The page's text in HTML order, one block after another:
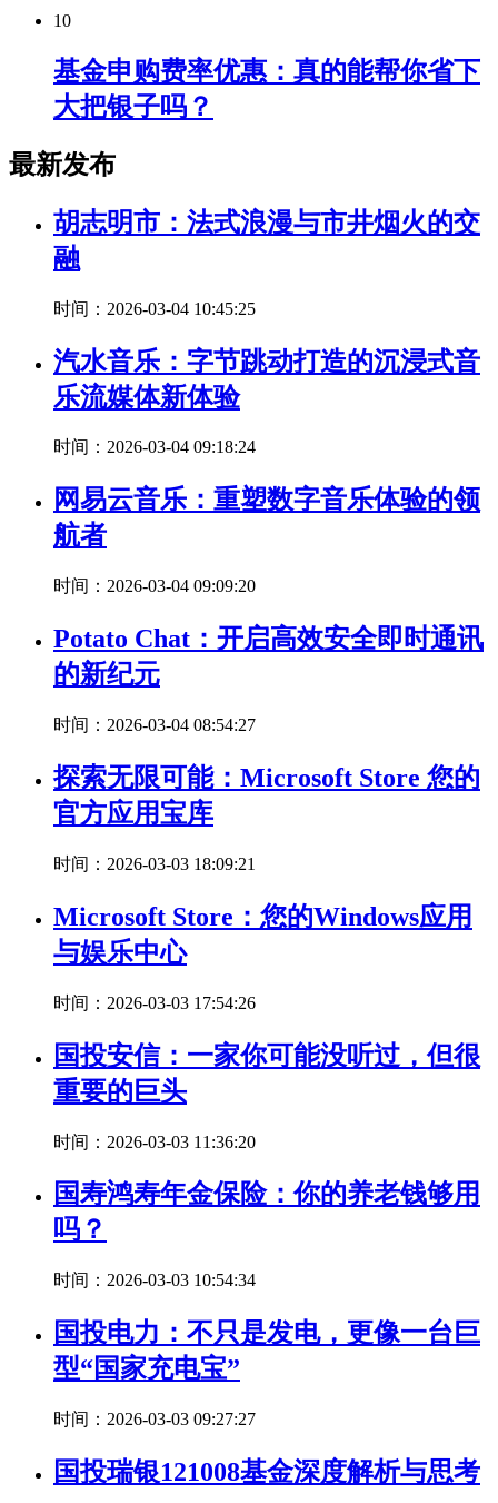
10
基金申购费率优惠：真的能帮你省下
大把银子吗？
最新发布
胡志明市：法式浪漫与市井烟火的交
融
时间：2026-03-04 10:45:25
汽水音乐：字节跳动打造的沉浸式音
乐流媒体新体验
时间：2026-03-04 09:18:24
网易云音乐：重塑数字音乐体验的领
航者
时间：2026-03-04 09:09:20
Potato Chat：开启高效安全即时通讯
的新纪元
时间：2026-03-04 08:54:27
探索无限可能：Microsoft Store 您的
官方应用宝库
时间：2026-03-03 18:09:21
Microsoft Store：您的Windows应用
与娱乐中心
时间：2026-03-03 17:54:26
国投安信：一家你可能没听过，但很
重要的巨头
时间：2026-03-03 11:36:20
国寿鸿寿年金保险：你的养老钱够用
吗？
时间：2026-03-03 10:54:34
国投电力：不只是发电，更像一台巨
型“国家充电宝”
时间：2026-03-03 09:27:27
国投瑞银121008基金深度解析与思考